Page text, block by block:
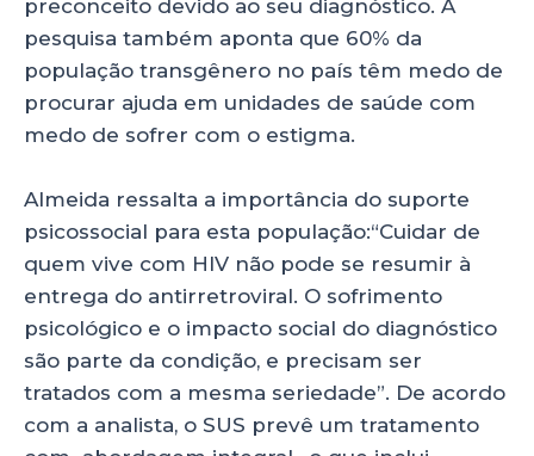
preconceito devido ao seu diagnóstico. A
pesquisa também aponta que 60% da
população transgênero no país têm medo de
procurar ajuda em unidades de saúde com
medo de sofrer com o estigma.
Almeida ressalta a importância do suporte
psicossocial para esta população:“Cuidar de
quem vive com HIV não pode se resumir à
entrega do antirretroviral. O sofrimento
psicológico e o impacto social do diagnóstico
são parte da condição, e precisam ser
tratados com a mesma seriedade”. De acordo
com a analista, o SUS prevê um tratamento